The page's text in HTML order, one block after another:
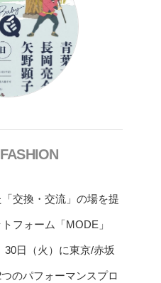
交換・交流」の場を提
フォーム「MODE」
30日（火）に東京/赤坂
のパフォーマンスプロ